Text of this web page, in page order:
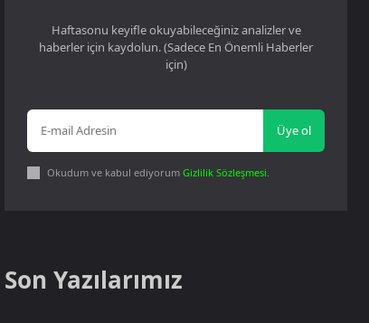
Haftasonu keyifle okuyabileceğiniz analizler ve
haberler için kaydolun. (Sadece En Önemli Haberler
için)
Üye ol
Okudum ve kabul ediyorumGizlilik Sözleşmesi.
Son Yazılarımız